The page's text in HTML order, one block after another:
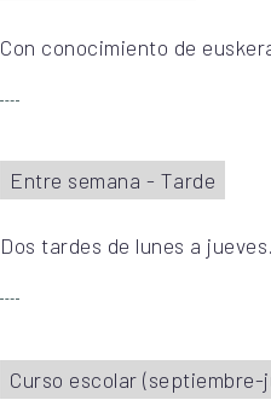
Con conocimiento de
Entre semana - Tarde
Dos tardes de lunes a jueves.
Curso escolar (septiembre-